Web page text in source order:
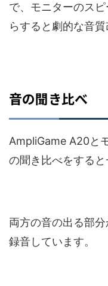
で、モニターのス
らすると劇的な音質
音の聞き比べ
AmpliGame A20と
の聞き比べをすると
両方の音の出る部
録音しています。